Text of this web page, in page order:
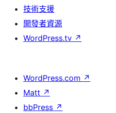
技術支援
開發者資源
WordPress.tv ↗
WordPress.com ↗
Matt ↗
bbPress ↗